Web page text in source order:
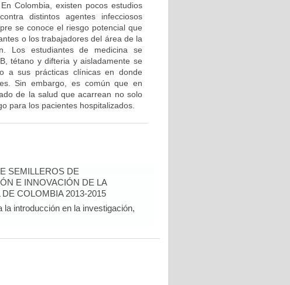
Colombia, existen pocos estudios
distintos agentes infecciosos
se conoce el riesgo potencial que
o los trabajadores del área de la
Los estudiantes de medicina se
tétano y difteria y aisladamente se
a sus prácticas clínicas en donde
Sin embargo, es común que en
de la salud que acarrean no solo
para los pacientes hospitalizados.
SEMILLEROS DE
E INNOVACIÓN DE LA
COLOMBIA 2013-2015
la introducción en la investigación,